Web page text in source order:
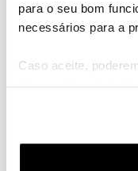
para o seu bom
necessários para a
Caso aceite,
funcionalidades
funcionalidade) e
(cookies de